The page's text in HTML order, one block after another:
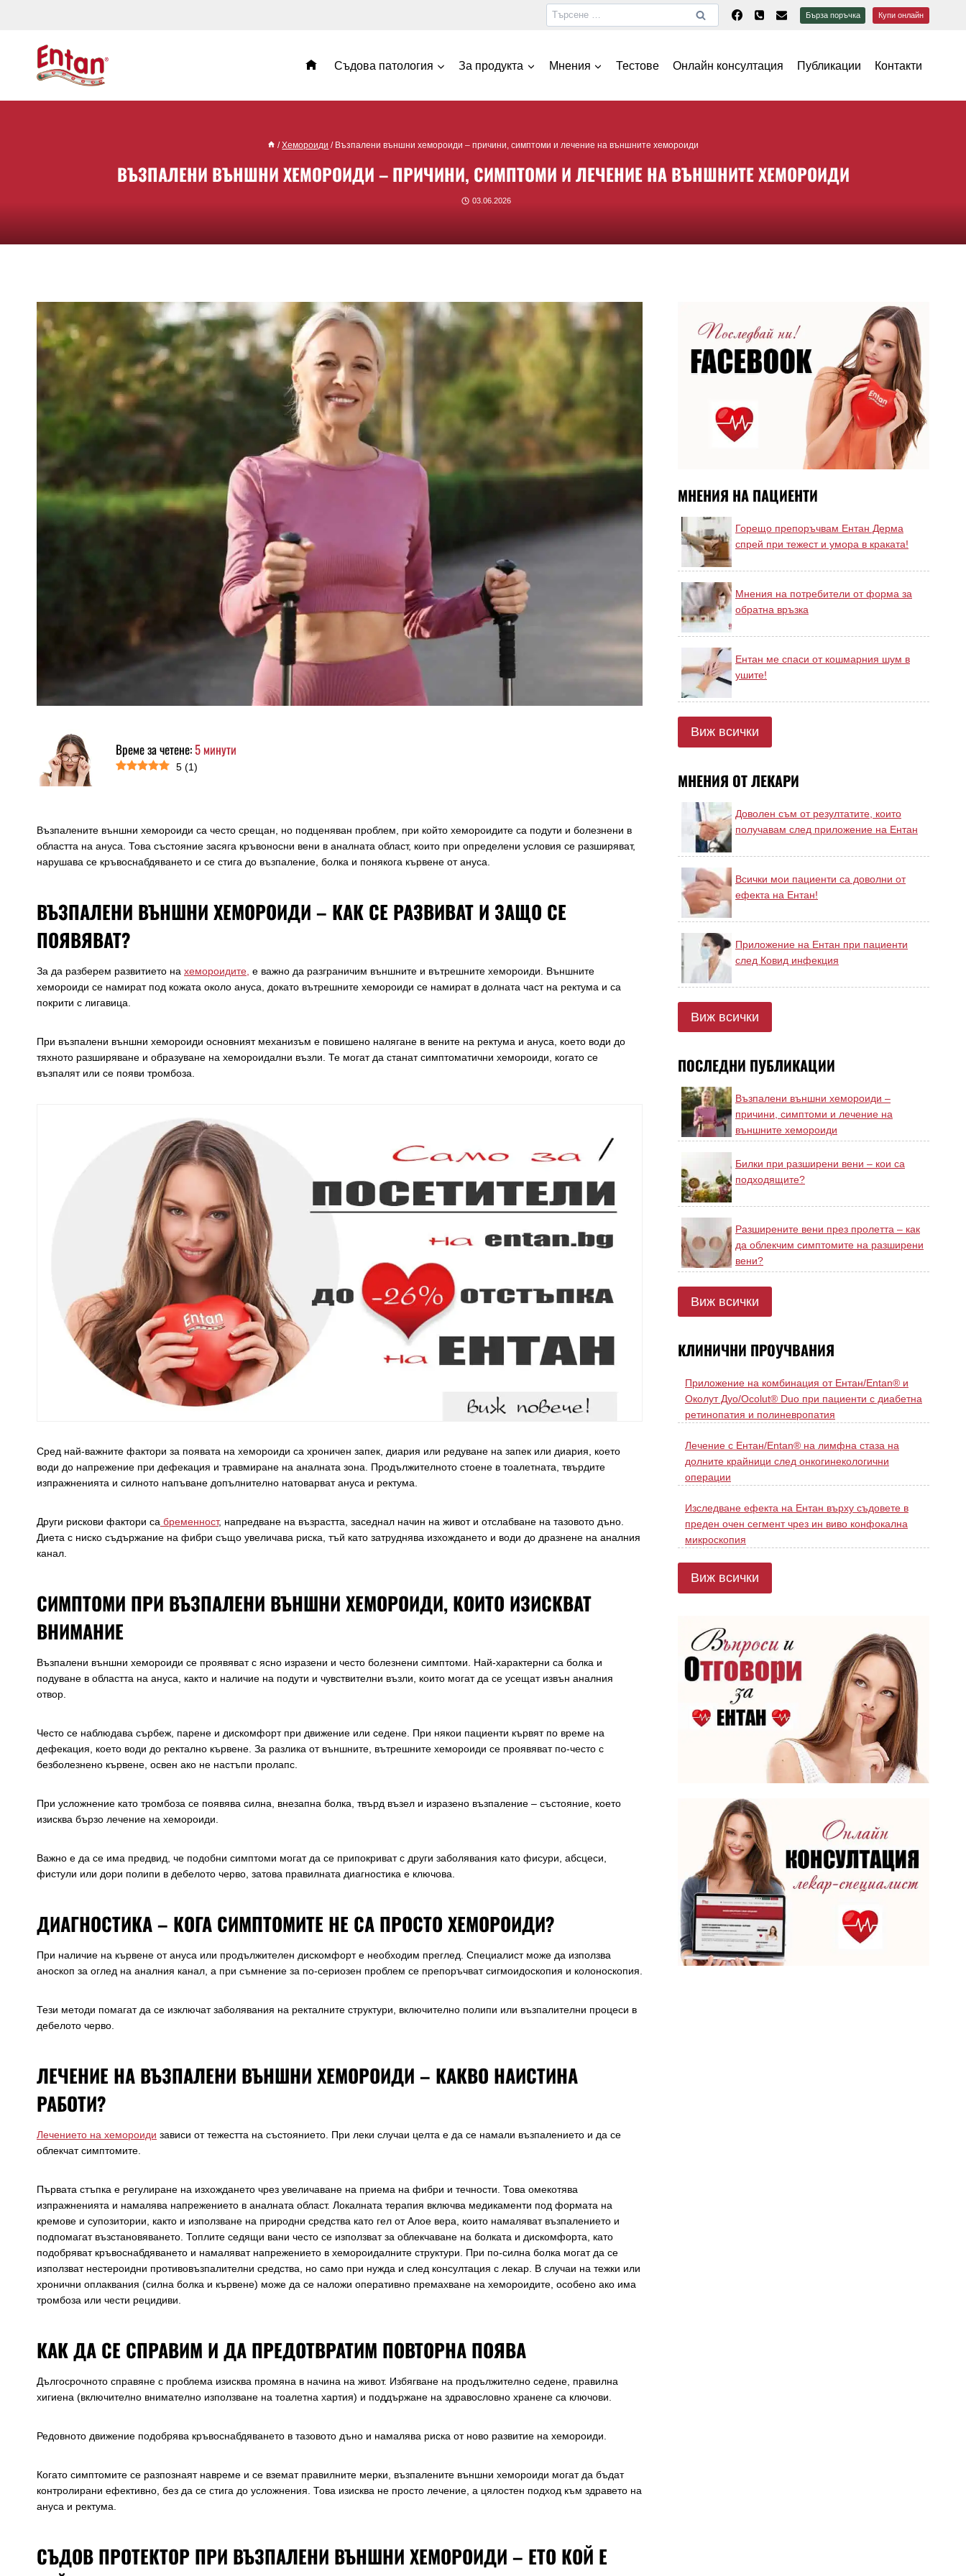
Бърза поръчка Купи онлайн
Съдова патология За продукта Мнения Тестове Онлайн консултация Публикации Контакти
/ Хемороиди / Възпалени външни хемороиди – причини, симптоми и лечение на външните хемороиди
ВЪЗПАЛЕНИ ВЪНШНИ ХЕМОРОИДИ – ПРИЧИНИ, СИМПТОМИ И ЛЕЧЕНИЕ НА ВЪНШНИТЕ ХЕМОРОИДИ
03.06.2026
Време за четене:5минути
5 (1)
Възпалените външни хемороиди са често срещан, но подценяван проблем, при който хемороидите са подути и болезнени в
областта на ануса. Това състояние засяга кръвоносни вени в аналната област, които при определени условия се разширяват,
нарушава се кръвоснабдяването и се стига до възпаление, болка и понякога кървене от ануса.
ВЪЗПАЛЕНИ ВЪНШНИ ХЕМОРОИДИ – КАК СЕ РАЗВИВАТ И ЗАЩО СЕ
ПОЯВЯВАТ?
За да разберем развитието на хемороидите, е важно да разграничим външните и вътрешните хемороиди. Външните
хемороиди се намират под кожата около ануса, докато вътрешните хемороиди се намират в долната част на ректума и са
покрити с лигавица.
При възпалени външни хемороиди основният механизъм е повишено налягане в вените на ректума и ануса, което води до
тяхното разширяване и образуване на хемороидални възли. Те могат да станат симптоматични хемороиди, когато се
възпалят или се появи тромбоза.
Сред най-важните фактори за появата на хемороиди са хроничен запек, диария или редуване на запек или диария, което
води до напрежение при дефекация и травмиране на аналната зона. Продължителното стоене в тоалетната, твърдите
изпражненията и силното напъване допълнително натоварват ануса и ректума.
Други рискови фактори са бременност, напредване на възрастта, заседнал начин на живот и отслабване на тазовото дъно.
Диета с ниско съдържание на фибри също увеличава риска, тъй като затруднява изхождането и води до дразнене на аналния
канал.
СИМПТОМИ ПРИ ВЪЗПАЛЕНИ ВЪНШНИ ХЕМОРОИДИ, КОИТО ИЗИСКВАТ
ВНИМАНИЕ
Възпалени външни хемороиди се проявяват с ясно изразени и често болезнени симптоми. Най-характерни са болка и
подуване в областта на ануса, както и наличие на подути и чувствителни възли, които могат да се усещат извън аналния
отвор.
Често се наблюдава сърбеж, парене и дискомфорт при движение или седене. При някои пациенти кървят по време на
дефекация, което води до ректално кървене. За разлика от външните, вътрешните хемороиди се проявяват по-често с
безболезнено кървене, освен ако не настъпи пролапс.
При усложнение като тромбоза се появява силна, внезапна болка, твърд възел и изразено възпаление – състояние, което
изисква бързо лечение на хемороиди.
Важно е да се има предвид, че подобни симптоми могат да се припокриват с други заболявания като фисури, абсцеси,
фистули или дори полипи в дебелото черво, затова правилната диагностика е ключова.
ДИАГНОСТИКА – КОГА СИМПТОМИТЕ НЕ СА ПРОСТО ХЕМОРОИДИ?
При наличие на кървене от ануса или продължителен дискомфорт е необходим преглед. Специалист може да използва
аноскоп за оглед на аналния канал, а при съмнение за по-сериозен проблем се препоръчват сигмоидоскопия и колоноскопия.
Тези методи помагат да се изключат заболявания на ректалните структури, включително полипи или възпалителни процеси в
дебелото черво.
ЛЕЧЕНИЕ НА ВЪЗПАЛЕНИ ВЪНШНИ ХЕМОРОИДИ – КАКВО НАИСТИНА
РАБОТИ?
Лечението на хемороиди зависи от тежестта на състоянието. При леки случаи целта е да се намали възпалението и да се
облекчат симптомите.
Първата стъпка е регулиране на изхождането чрез увеличаване на приема на фибри и течности. Това омекотява
изпражненията и намалява напрежението в аналната област. Локалната терапия включва медикаменти под формата на
кремове и супозитории, както и използване на природни средства като гел от Алое вера, които намаляват възпалението и
подпомагат възстановяването. Топлите седящи вани често се използват за облекчаване на болката и дискомфорта, като
подобряват кръвоснабдяването и намаляват напрежението в хемороидалните структури. При по-силна болка могат да се
използват нестероидни противовъзпалителни средства, но само при нужда и след консултация с лекар. В случаи на тежки или
хронични оплаквания (силна болка и кървене) може да се наложи оперативно премахване на хемороидите, особено ако има
тромбоза или чести рецидиви.
КАК ДА СЕ СПРАВИМ И ДА ПРЕДОТВРАТИМ ПОВТОРНА ПОЯВА
Дългосрочното справяне с проблема изисква промяна в начина на живот. Избягване на продължително седене, правилна
хигиена (включително внимателно използване на тоалетна хартия) и поддържане на здравословно хранене са ключови.
Редовното движение подобрява кръвоснабдяването в тазовото дъно и намалява риска от ново развитие на хемороиди.
Когато симптомите се разпознаят навреме и се вземат правилните мерки, възпалените външни хемороиди могат да бъдат
контролирани ефективно, без да се стига до усложнения. Това изисква не просто лечение, а цялостен подход към здравето на
ануса и ректума.
СЪДОВ ПРОТЕКТОР ПРИ ВЪЗПАЛЕНИ ВЪНШНИ ХЕМОРОИДИ – ЕТО КОЙ Е
МНЕНИЯ НА ПАЦИЕНТИ
Горещо препоръчвам Ентан Дерма
спрей при тежест и умора в краката!
Мнения на потребители от форма за
обратна връзка
Ентан ме спаси от кошмарния шум в
ушите!
Виж всички
МНЕНИЯ ОТ ЛЕКАРИ
Доволен съм от резултатите, които
получавам след приложение на Ентан
Всички мои пациенти са доволни от
ефекта на Ентан!
Приложение на Ентан при пациенти
след Ковид инфекция
Виж всички
ПОСЛЕДНИ ПУБЛИКАЦИИ
Възпалени външни хемороиди –
причини, симптоми и лечение на
външните хемороиди
Билки при разширени вени – кои са
подходящите?
Разширените вени през пролетта – как
да облекчим симптомите на разширени
вени?
Виж всички
КЛИНИЧНИ ПРОУЧВАНИЯ
Приложение на комбинация от Ентан/Entan® и
Околут Дуо/Ocolut® Duo при пациенти с диабетна
ретинопатия и полиневропатия
Лечение с Ентан/Entan® на лимфна стаза на
долните крайници след онкогинекологични
операции
Изследване ефекта на Ентан върху съдовете в
преден очен сегмент чрез ин виво конфокална
микроскопия
Виж всички